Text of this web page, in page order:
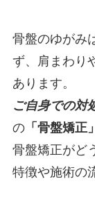
骨盤のゆがみ
ず、肩まわり
あります。
ご自身での対
の「骨盤矯正」
骨盤矯正がど
特徴や施術の